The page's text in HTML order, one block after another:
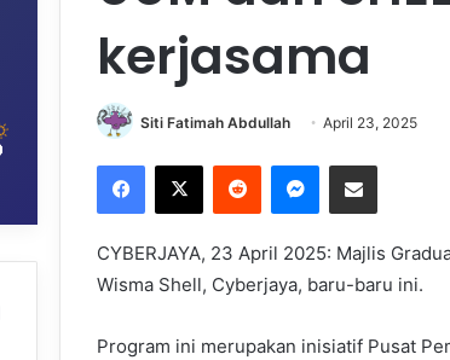
kerjasama
Siti Fatimah Abdullah April 23, 2025
CYBERJAYA, 23 April 2025: Majlis
Wisma Shell, Cyberjaya, baru-baru ini.
Program ini merupakan inisiatif Pusat